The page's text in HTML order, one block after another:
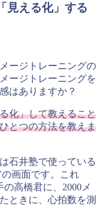
見える化」する
ージトレーニングの
ージトレーニングを
はありますか？
化」して教えること
とつの方法を教えま
石井塾で使っている
画面です。これ
高橋君に、2000メ
ときに、心拍数を測